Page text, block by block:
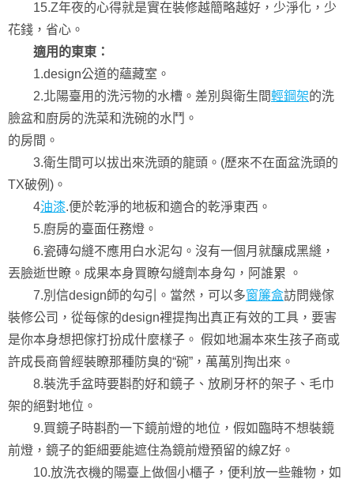
15.Z年夜的心得就是實在裝修越簡略越好，少淨化，少
花錢，省心。
適用的東東：
1.design公道的蘊藏室。
2.北陽臺用的洗污物的水槽。差別與衛生間輕鋼架的洗
臉盆和廚房的洗菜和洗碗的水鬥。
的房間。
3.衛生間可以拔出來洗頭的龍頭。(歷來不在面盆洗頭的
TX破例)。
4油漆.便於乾淨的地板和適合的乾淨東西。
5.廚房的臺面任務燈。
6.瓷磚勾縫不應用白水泥勾。沒有一個月就釀成黑縫，
丟臉逝世瞭。成果本身買瞭勾縫劑本身勾，阿誰累 。
7.別信design師的勾引。當然，可以多窗簾盒訪問幾傢
裝修公司，從每傢的design裡提掏出真正有效的工具，要害
是你本身想把傢打扮成什麼樣子。 假如地漏本來生孩子商或
許成長商曾經裝瞭那種防臭的“碗”，萬萬別掏出來。
8.裝洗手盆時要斟酌好和鏡子、放刷牙杯的架子、毛巾
架的絕對地位。
9.買鏡子時斟酌一下鏡前燈的地位，假如臨時不想裝鏡
前燈，鏡子的鉅細要能遮住為鏡前燈預留的線Z好。
10.放洗衣機的陽臺上做個小櫃子，便利放一些雜物，如